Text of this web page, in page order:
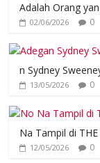
Adalah Orang
02/06/2026 0
n Sydney
13/05/2026 0
Na Tampil di
12/05/2026 0